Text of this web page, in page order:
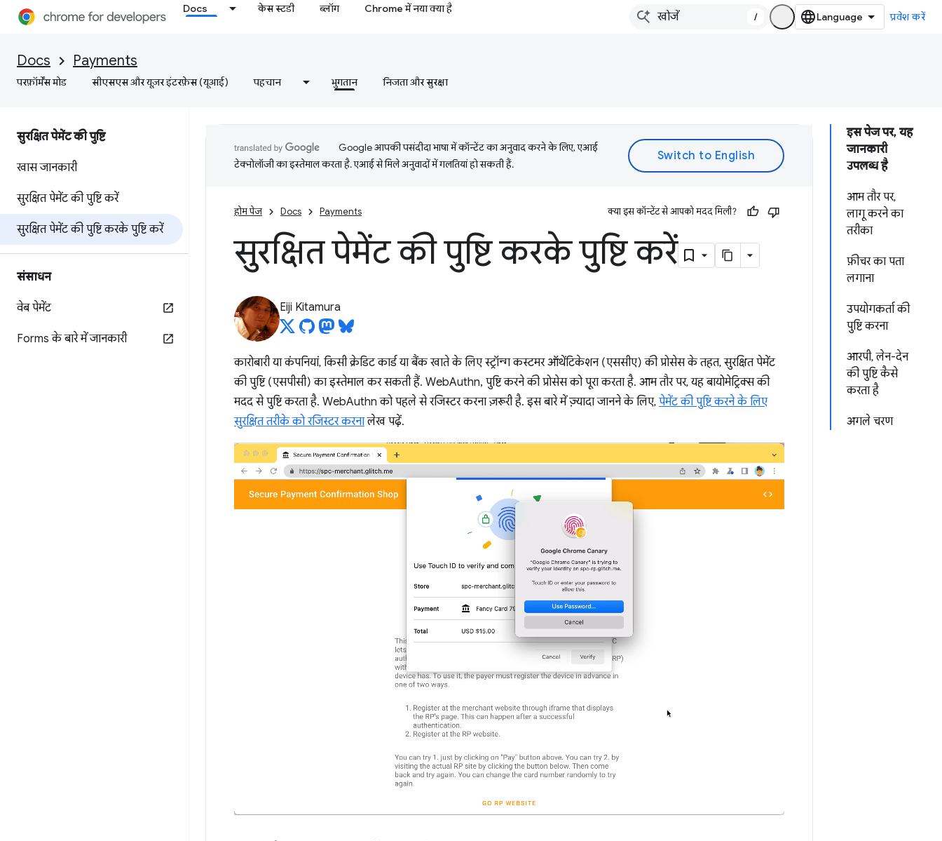
Docs केस स्टडी ब्लॉग Chrome में नया क्या है
/ प्रवेश करें
Docs Payments
परफ़ॉर्मेंस मोड सीएसएस और यूज़र इंटरफ़ेस (यूआई) पहचान भुगतान निजता और सुरक्षा
सुरक्षित पेमेंट की पुष्टि
खास जानकारी
सुरक्षित पेमेंट की पुष्टि करें
सुरक्षित पेमेंट की पुष्टि करके पुष्टि करें
संसाधन
वेब पेमेंट
Forms के बारे में जानकारी
इस पेज पर, यह
जानकारी
उपलब्ध है
आम तौर पर,
लागू करने का
तरीका
फ़ीचर का पता
लगाना
उपयोगकर्ता की
पुष्टि करना
आरपी, लेन-देन
की पुष्टि कैसे
करता है
अगले चरण
Google आपकी पसंदीदा भाषा में कॉन्टेंट का अनुवाद करने के लिए, एआई
टेक्नोलॉजी का इस्तेमाल करता है. एआई से मिले अनुवादों में गलतियां हो सकती हैं.
होम पेज Docs Payments क्या इस कॉन्टेंट से आपको मदद मिली?
सुरक्षित पेमेंट की पुष्टि करके पुष्टि करें
Eiji Kitamura
कारोबारी या कंपनियां, किसी क्रेडिट कार्ड या बैंक खाते के लिए स्ट्रॉन्ग कस्टमर ऑथेंटिकेशन (एससीए) की प्रोसेस के तहत, सुरक्षित पेमेंट
की पुष्टि (एसपीसी) का इस्तेमाल कर सकती हैं. WebAuthn, पुष्टि करने की प्रोसेस को पूरा करता है. आम तौर पर, यह बायोमेट्रिक्स की
मदद से पुष्टि करता है. WebAuthn को पहले से रजिस्टर करना ज़रूरी है. इस बारे में ज़्यादा जानने के लिए, पेमेंट की पुष्टि करने के लिए
सुरक्षित तरीके को रजिस्टर करनालेख पढ़ें.